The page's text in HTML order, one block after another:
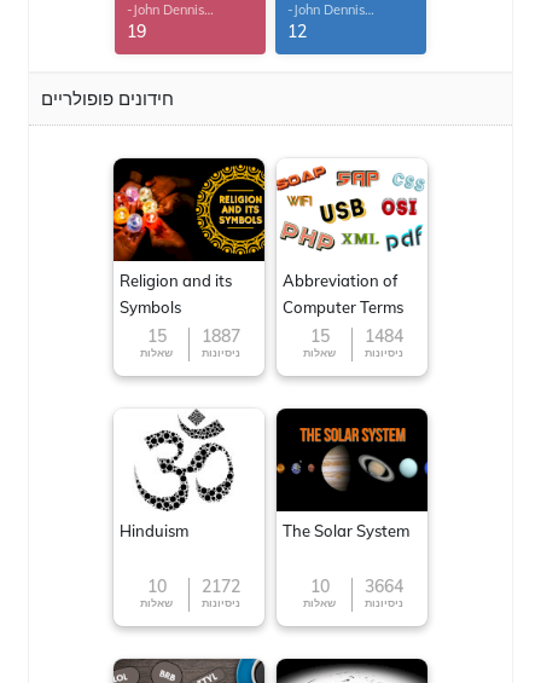
-John Dennis
G.Thomas
19
-John Dennis
G.Thomas
12
חידונים פופולריים
Religion and its
Symbols
15
שאלות
1887
ניסיונות
Abbreviation of
Computer Terms
15
שאלות
1484
ניסיונות
Hinduism
10
שאלות
2172
ניסיונות
The Solar System
10
שאלות
3664
ניסיונות